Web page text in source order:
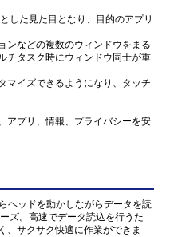
した見た目となり、目的のアプリ
ンなどの複数のウィンドウをまる
チタスク時にウィンドウ同士が重
マイズできるようになり、タッチ
アプリ、情報、プライバシーを安
ヘッドを動かしながらデータを読
ズ。高速でデータ読込を行うた
、サクサク快適に作業ができま